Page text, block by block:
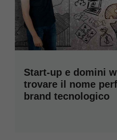
Start-up e domini
trovare il nome
brand tecnologico